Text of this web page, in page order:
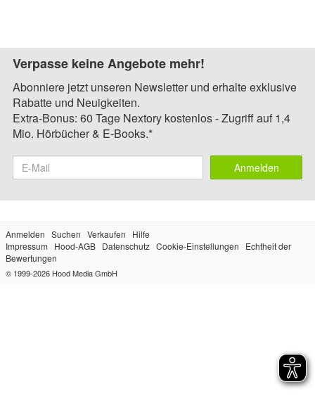
Verpasse keine Angebote mehr!
Abonniere jetzt unseren Newsletter und erhalte exklusive
Rabatte und Neuigkeiten.
Extra-Bonus: 60 Tage Nextory kostenlos - Zugriff auf 1,4
Mio. Hörbücher & E-Books.*
Anmelden
Anmelden Suchen Verkaufen
Hilfe
Impressum
Hood-AGB Datenschutz Cookie-Einstellungen
Echtheit der
Bewertungen
© 1999-2026 Hood Media GmbH